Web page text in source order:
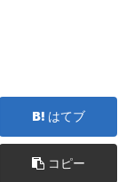
はてブ
コピー